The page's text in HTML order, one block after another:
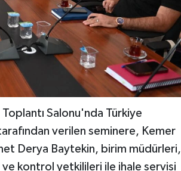
Salonu'nda Türkiye
verilen seminere, Kemer
Derya Baytekin, birim müdürleri,
kontrol yetkilileri ile ihale servisi